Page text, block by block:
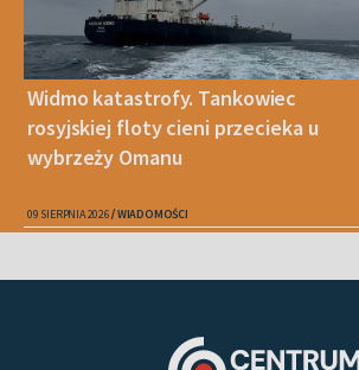
Widmo katastrofy. Tankowiec
rosyjskiej floty cieni przecieka u
wybrzeży Omanu
09 SIERPNIA 2026 WIADOMOŚCI